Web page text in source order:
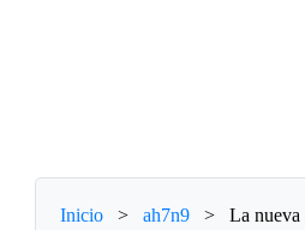
Inicio > ah7n9 >
La nueva